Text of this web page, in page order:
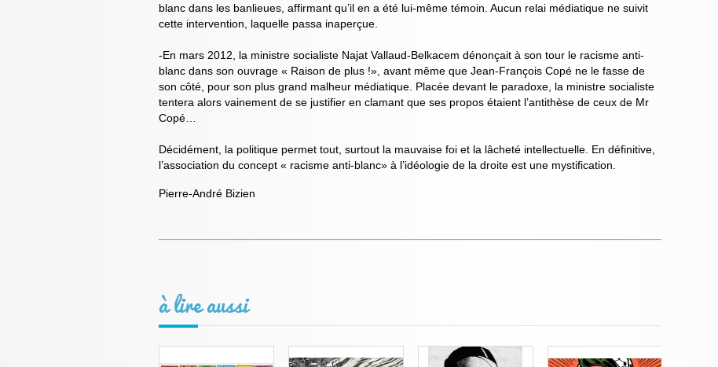
blanc dans les banlieues, affirmant qu’il en a été lui-même témoin. Aucun relai médiatique ne suivit
cette intervention, laquelle passa inaperçue.
-En mars 2012, la ministre socialiste Najat Vallaud-Belkacem dénonçait à son tour le racisme anti-
blanc dans son ouvrage « Raison de plus !», avant même que Jean-François Copé ne le fasse de
son côté, pour son plus grand malheur médiatique. Placée devant le paradoxe, la ministre socialiste
tentera alors vainement de se justifier en clamant que ses propos étaient l’antithèse de ceux de Mr
Copé…
Décidément, la politique permet tout, surtout la mauvaise foi et la lâcheté intellectuelle. En définitive,
l’association du concept « racisme anti-blanc» à l’idéologie de la droite est une mystification.
Pierre-André Bizien
à lire aussi